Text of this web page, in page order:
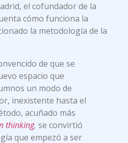
el cofundador de la
cómo funciona la
la metodología de la
de que se
espacio que
un modo de
inexistente hasta el
acuñado más
thinking, se convirtió
que empezó a ser